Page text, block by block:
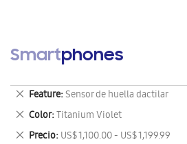
Smartphones
Feature Sensor de huella dactilar
Eliminar
este
artículo
Color Titanium Violet
Eliminar
este
Precio US$ 1,100.00 - US$ 1,199.99
Eliminar